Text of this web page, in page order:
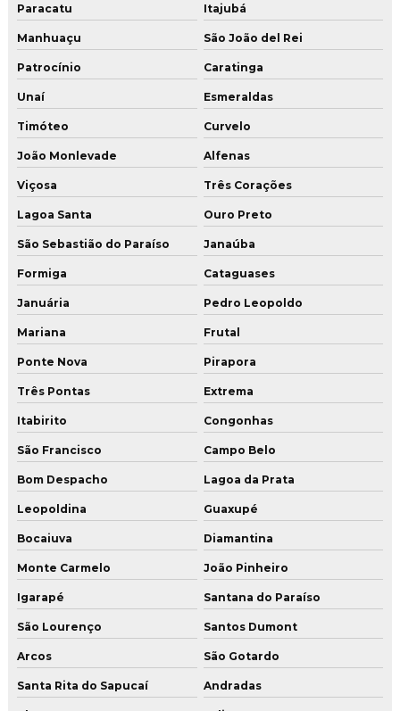
Tratamento de junta de concretagem em sp
Tratamento junta de dilatação estrutural
Tratamento de juntas
Tratamento de juntas de dilatação
Tratamento de juntas de dilatação em pisos
Paracatu Itajubá
Manhuaçu São João del Rei
Patrocínio Caratinga
Unaí Esmeraldas
Timóteo Curvelo
João Monlevade Alfenas
Viçosa Três Corações
Lagoa Santa Ouro Preto
São Sebastião do Paraíso Janaúba
Formiga Cataguases
Januária Pedro Leopoldo
Mariana Frutal
Ponte Nova Pirapora
Três Pontas Extrema
Itabirito Congonhas
São Francisco Campo Belo
Bom Despacho Lagoa da Prata
Leopoldina Guaxupé
Bocaiuva Diamantina
Monte Carmelo João Pinheiro
Igarapé Santana do Paraíso
São Lourenço Santos Dumont
Arcos São Gotardo
Santa Rita do Sapucaí Andradas